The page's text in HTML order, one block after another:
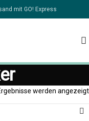
mit GO! Express
werden angezeigt